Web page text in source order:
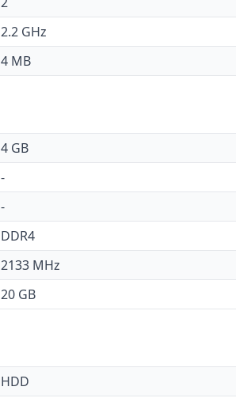
2.2 GHz
4 MB
4 GB
-
-
DDR4
2133 MHz
20 GB
HDD